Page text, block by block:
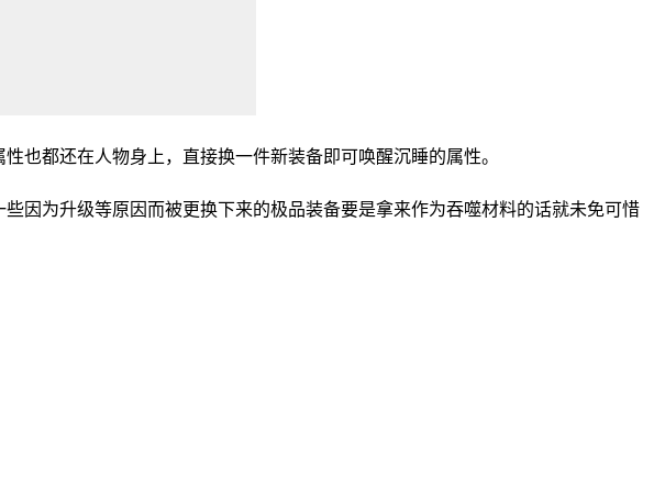
也都还在人物身上，直接换一件新装备即可唤醒沉睡的属性。
因为升级等原因而被更换下来的极品装备要是拿来作为吞噬材料的话就未免可惜